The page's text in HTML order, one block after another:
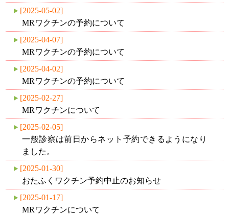
[2025-05-02]
MRワクチンの予約について
[2025-04-07]
MRワクチンの予約について
[2025-04-02]
MRワクチンの予約について
[2025-02-27]
MRワクチンについて
[2025-02-05]
一般診察は前日からネット予約できるようになり
ました。
[2025-01-30]
おたふくワクチン予約中止のお知らせ
[2025-01-17]
MRワクチンについて